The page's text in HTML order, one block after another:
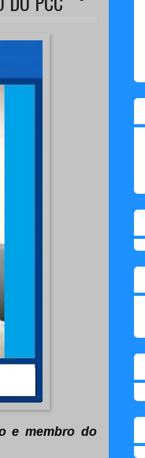
e membro do